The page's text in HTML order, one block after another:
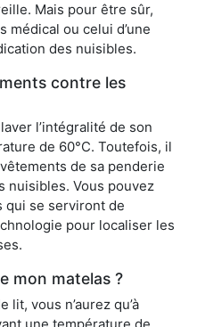
Mais pour être sûr,
médical ou celui d’une
des nuisibles.
contre les
l’intégralité de son
de 60°C. Toutefois, il
de sa penderie
nuisibles. Vous pouvez
qui se serviront de
pour localiser les
mon matelas ?
vous n’aurez qu’à